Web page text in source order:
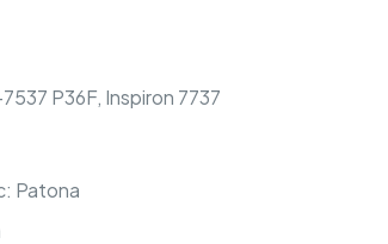
P36F, Inspiron 7737
Patona